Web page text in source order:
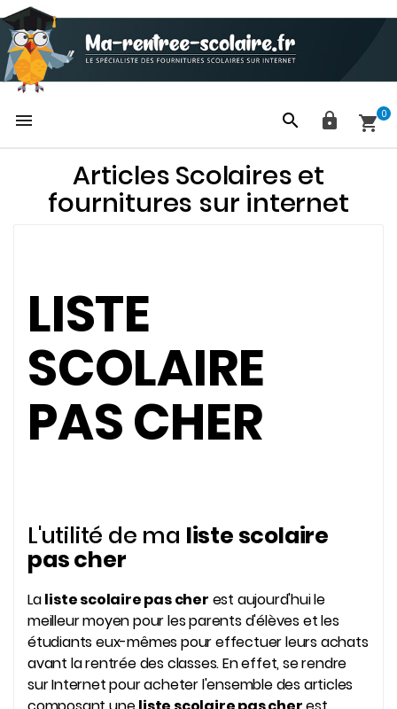
    0
Articles Scolaires et
fournitures sur internet
LISTE
SCOLAIRE
PAS CHER
L'utilité de ma liste scolaire
pas cher
Laliste scolaire pas cher est aujourd'hui le
meilleur moyen pour les parents d'élèves et les
étudiants eux-mêmes pour effectuer leurs achats
avant la rentrée des classes. En effet, se rendre
sur Internet pour acheter l'ensemble des articles